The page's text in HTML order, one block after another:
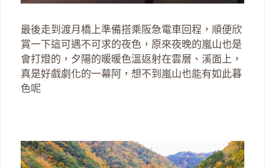
最後走到渡月橋上準備搭乘阪急電車回程，順便欣
賞一下這可遇不可求的夜色，原來夜晚的嵐山也是
會打燈的，夕陽的暖暖色溫返射在雲層、溪面上，
真是好戲劇化的一幕阿，想不到嵐山也能有如此暮
色呢